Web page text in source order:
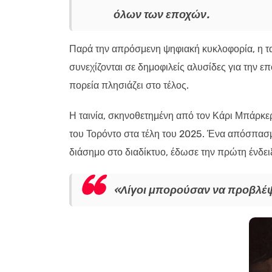
όλων των εποχών.
Παρά την απρόσμενη ψηφιακή κυκλοφορία, η
συνεχίζονται σε δημοφιλείς αλυσίδες για την
πορεία πλησιάζει στο τέλος.
Η ταινία, σκηνοθετημένη από τον Κάρι
του Τορόντο στα τέλη του 2025. Ένα
διάσημο στο διαδίκτυο, έδωσε την πρώτη
«Λίγοι μπορούσαν να